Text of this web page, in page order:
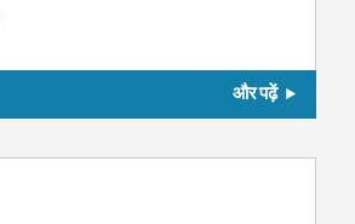
और पढ़ें